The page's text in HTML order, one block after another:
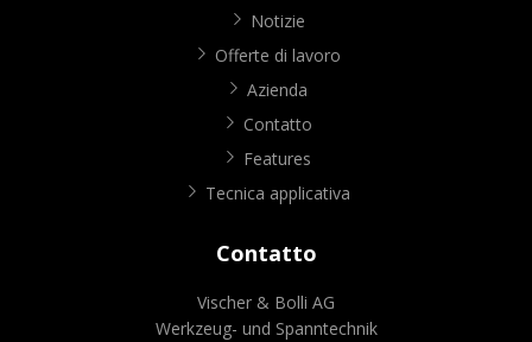
Notizie
Offerte di lavoro
Azienda
Contatto
Features
Tecnica applicativa
Contatto
Vischer & Bolli AG
Werkzeug- und Spanntechnik